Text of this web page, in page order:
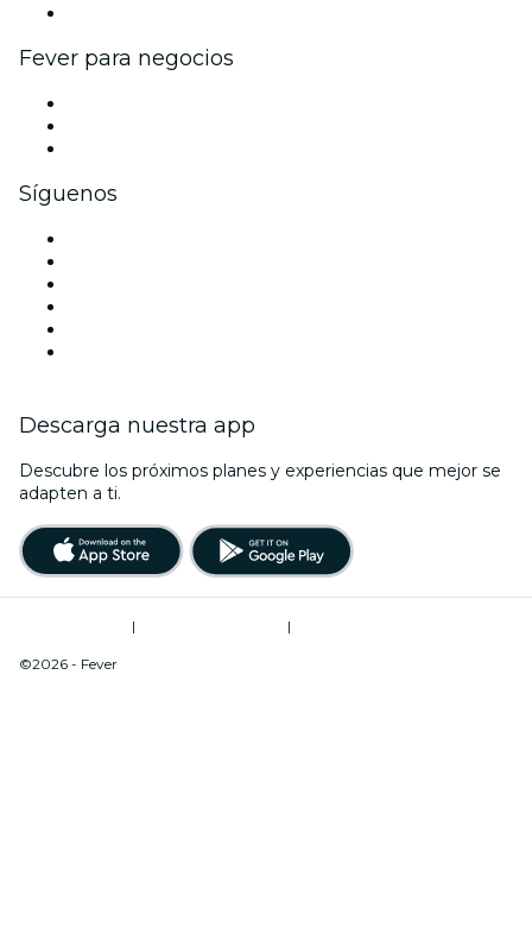
Fever para negocios
Síguenos
Descarga nuestra app
Descubre los próximos planes y experiencias que mejor se
adapten a ti.
|
|
©2026 - Fever